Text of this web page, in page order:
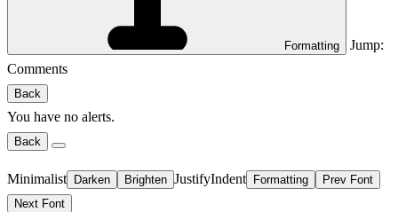
Formatting
Jump:
Comments
Back
You have no alerts.
Back
Minimalist Darken Brighten JustifyIndent Formatting
Prev Font
Next Font